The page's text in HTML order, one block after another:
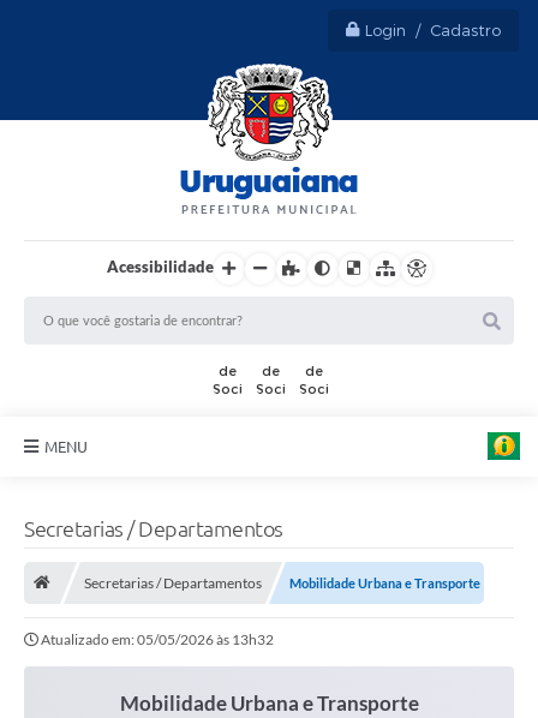
Login / Cadastro
Acessibilidade
MENU
Carta de Serviços
Secretarias / Departamentos
Secretarias / Departamentos Mobilidade Urbana e Transporte
Atualizado em: 05/05/2026 às 13h32
Mobilidade Urbana e Transporte